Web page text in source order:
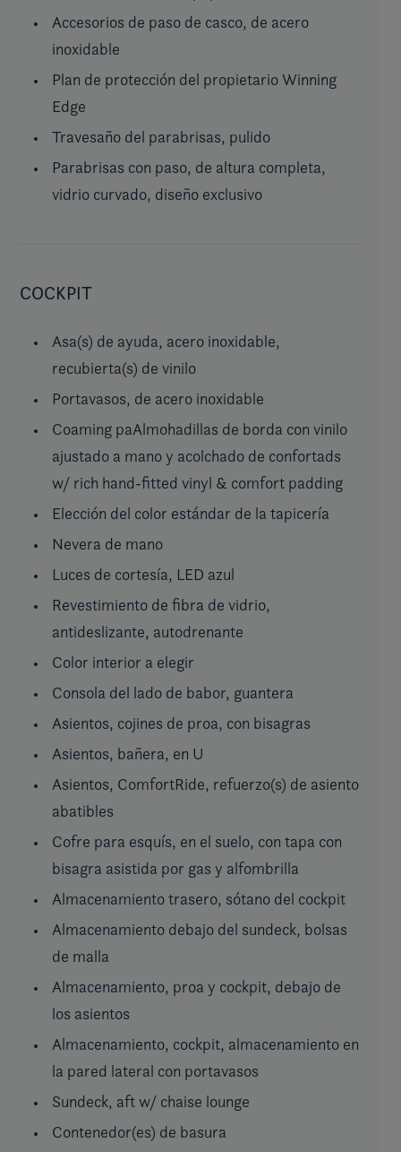
Accesorios de paso de casco, de acero
inoxidable
Plan de protección del propietario Winning
Edge
Travesaño del parabrisas, pulido
Parabrisas con paso, de altura completa,
vidrio curvado, diseño exclusivo
COCKPIT
Asa(s) de ayuda, acero inoxidable,
recubierta(s) de vinilo
Portavasos, de acero inoxidable
Coaming paAlmohadillas de borda con vinilo
ajustado a mano y acolchado de confortads
w/ rich hand-fitted vinyl & comfort padding
Elección del color estándar de la tapicería
Nevera de mano
Luces de cortesía, LED azul
Revestimiento de fibra de vidrio,
antideslizante, autodrenante
Color interior a elegir
Consola del lado de babor, guantera
Asientos, cojines de proa, con bisagras
Asientos, bañera, en U
Asientos, ComfortRide, refuerzo(s) de asiento
abatibles
Cofre para esquís, en el suelo, con tapa con
bisagra asistida por gas y alfombrilla
Almacenamiento trasero, sótano del cockpit
Almacenamiento debajo del sundeck, bolsas
de malla
Almacenamiento, proa y cockpit, debajo de
los asientos
Almacenamiento, cockpit, almacenamiento en
la pared lateral con portavasos
Sundeck, aft w/ chaise lounge
Contenedor(es) de basura